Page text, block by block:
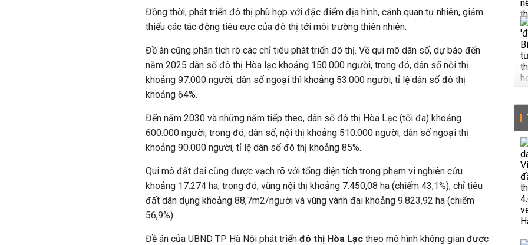
Đồng thời, phát triển đô thị phù hợp với đặc điểm địa hình, cảnh quan tự nhiên, giảm
thiểu các tác động tiêu cực của đô thị tới môi trường thiên nhiên.
Đề án cũng phân tích rõ các chỉ tiêu phát triển đô thị. Về qui mô dân số, dự báo đến
năm 2025 dân số đô thị Hòa lạc khoảng 150.000 người, trong đó, dân số nội thị
khoảng 97.000 người, dân số ngoại thì khoảng 53.000 người, tỉ lệ dân số đô thị
khoảng 64%.
Đến năm 2030 và những năm tiếp theo, dân số đô thị Hòa Lạc (tối đa) khoảng
600.000 người, trong đó, dân số, nội thị khoảng 510.000 người, dân số ngoại thị
khoảng 90.000 người, tỉ lệ dân số đô thị khoảng 85%.
Qui mô đất đai cũng được vạch rõ với tổng diện tích trong phạm vi nghiên cứu
khoảng 17.274 ha, trong đó, vùng nội thị khoảng 7.450,08 ha (chiếm 43,1%), chỉ tiêu
đất dân dụng khoảng 88,7m2/người và vùng vành đai khoảng 9.823,92 ha (chiếm
56,9%).
Đề án của UBND TP Hà Nội phát triển đô thị Hòa Lạc theo mô hình không gian được